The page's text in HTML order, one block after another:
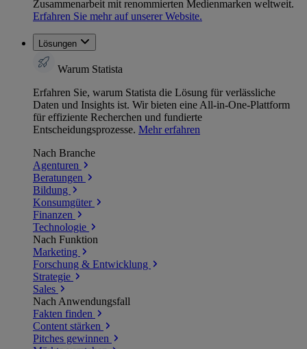
Zusammenarbeit mit renommierten Medienmarken weltweit.
Erfahren Sie mehr auf unserer Website.
Lösungen
Warum Statista
Erfahren Sie, warum Statista die Lösung für verlässliche
Daten und Insights ist. Wir bieten eine All-in-One-Plattform
für effiziente Recherchen und fundierte
Entscheidungsprozesse. Mehr erfahren
Nach Branche
Agenturen
Beratungen
Bildung
Konsumgüter
Finanzen
Technologie
Nach Funktion
Marketing
Forschung & Entwicklung
Strategie
Sales
Nach Anwendungsfall
Fakten finden
Content stärken
Pitches gewinnen